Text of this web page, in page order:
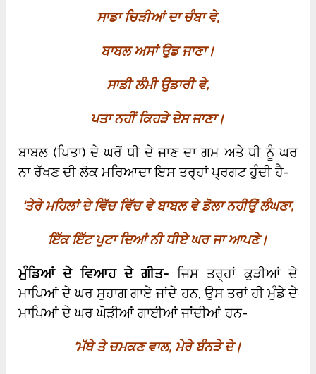
ਸਾਡਾ ਚਿੜੀਆਂ ਦਾ ਚੰਬਾ ਵੇ,
ਬਾਬਲ ਅਸਾਂ ਉਡ ਜਾਣਾ।
ਸਾਡੀ ਲੰਮੀ ਉਡਾਰੀ ਵੇ,
ਪਤਾ ਨਹੀਂ ਕਿਹੜੇ ਦੇਸ ਜਾਣਾ।
ਬਾਬਲ (ਪਿਤਾ) ਦੇ ਘਰੋਂ ਧੀ ਦੇ ਜਾਣ ਦਾ ਗਮ ਅਤੇ ਧੀ ਨੂੰ ਘਰ
ਨਾ ਰੱਖਣ ਦੀ ਲੋਕ ਮਰਿਆਦਾ ਇਸ ਤਰ੍ਹਾਂ ਪ੍ਰਗਟ ਹੁੰਦੀ ਹੈ-
‘ਤੇਰੇ ਮਹਿਲਾਂ ਦੇ ਵਿੱਚ ਵਿੱਚ ਵੇ ਬਾਬਲ ਵੇ ਡੋਲਾ ਨਹੀਉਂ ਲੰਘਣਾ,
ਇੱਕ ਇੱਟ ਪੁਟਾ ਦਿਆਂ ਨੀ ਧੀਏ ਘਰ ਜਾ ਆਪਣੇ।
ਮੁੰਡਿਆਂ ਦੇ ਵਿਆਹ ਦੇ ਗੀਤ- ਜਿਸ ਤਰ੍ਹਾਂ ਕੁੜੀਆਂ ਦੇ
ਮਾਪਿਆਂ ਦੇ ਘਰ ਸੁਹਾਗ ਗਾਏ ਜਾਂਦੇ ਹਨ, ਉਸ ਤਰਾਂ ਹੀ ਮੁੰਡੇ ਦੇ
ਮਾਪਿਆਂ ਦੇ ਘਰ ਘੋੜੀਆਂ ਗਾਈਆਂ ਜਾਂਦੀਆਂ ਹਨ-
‘ਮੱਥੇ ਤੇ ਚਮਕਣ ਵਾਲ, ਮੇਰੇ ਬੰਨੜੇ ਦੇ।